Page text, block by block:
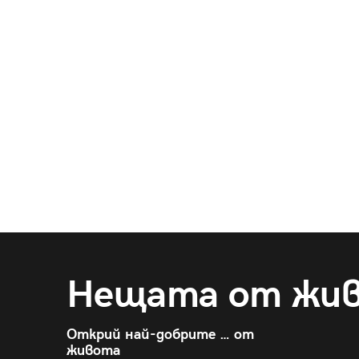
Нещата от
Открий най-добрите … от
живота